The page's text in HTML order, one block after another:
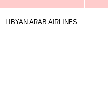
LIBYAN ARAB AIRLINES